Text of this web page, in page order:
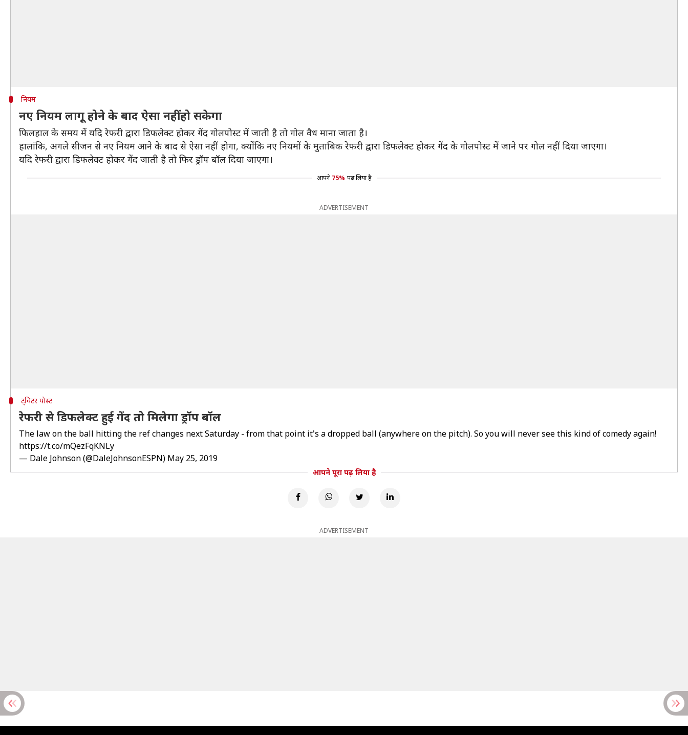
नियम
नए नियम लागू होने के बाद ऐसा नहीं हो सकेगा
फिलहाल के समय में यदि रेफरी द्वारा डिफलेक्ट होकर गेंद गोलपोस्ट में जाती है तो गोल वैध माना जाता है।
हालांकि, अगले सीजन से नए नियम आने के बाद से ऐसा नहीं होगा, क्योंकि नए नियमों के मुताबिक रेफरी द्वारा डिफलेक्ट होकर गेंद के गोलपोस्ट में जाने पर गोल नहीं दिया जाएगा।
यदि रेफरी द्वारा डिफलेक्ट होकर गेंद जाती है तो फिर ड्रॉप बॉल दिया जाएगा।
आपने 75% पढ़ लिया है
ADVERTISEMENT
ट्विटर पोस्ट
रेफरी से डिफलेक्ट हुई गेंद तो मिलेगा ड्रॉप बॉल
The law on the ball hitting the ref changes next Saturday - from that point it's a dropped ball (anywhere on the pitch). So you will never see this kind of comedy again!
https://t.co/mQezFqKNLy
— Dale Johnson (@DaleJohnsonESPN) May 25, 2019
आपने पूरा पढ़ लिया है
ADVERTISEMENT